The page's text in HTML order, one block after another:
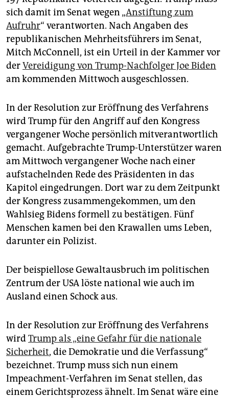
sich damit im Senat wegen „Anstiftung zum
Aufruhr“ verantworten. Nach Angaben des
republikanischen Mehrheitsführers im Senat,
Mitch McConnell, ist ein Urteil in der Kammer vor
derVereidigung von Trump-Nachfolger Joe Biden
am kommenden Mittwoch ausgeschlossen.
In der Resolution zur Eröffnung des Verfahrens
wird Trump für den Angriff auf den Kongress
vergangener Woche persönlich mitverantwortlich
gemacht. Aufgebrachte Trump-Unterstützer waren
am Mittwoch vergangener Woche nach einer
aufstachelnden Rede des Präsidenten in das
Kapitol eingedrungen. Dort war zu dem Zeitpunkt
der Kongress zusammengekommen, um den
Wahlsieg Bidens formell zu bestätigen. Fünf
Menschen kamen bei den Krawallen ums Leben,
darunter ein Polizist.
Der beispiellose Gewaltausbruch im politischen
Zentrum der USA löste national wie auch im
Ausland einen Schock aus.
In der Resolution zur Eröffnung des Verfahrens
wirdTrump als „eine Gefahr für die nationale
Sicherheit, die Demokratie und die Verfassung“
bezeichnet. Trump muss sich nun einem
Impeachment-Verfahren im Senat stellen, das
einem Gerichtsprozess ähnelt. Im Senat wäre eine